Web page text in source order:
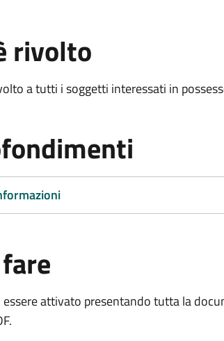
rivolto
a tutti i soggetti interessati in
essere attivato presentando tutta la